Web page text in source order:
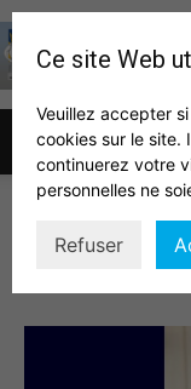
Ce site Web
Veuillez accepter
cookies sur le site.
continuerez votre
personnelles ne
Refuser